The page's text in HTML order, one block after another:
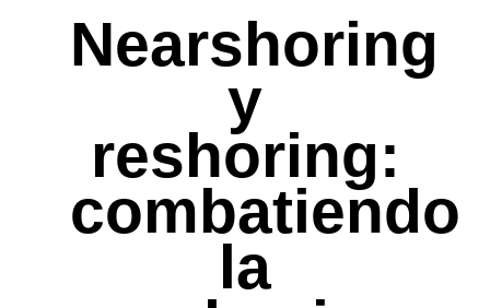
Nearshoring
y
reshoring:
combatiendo
la